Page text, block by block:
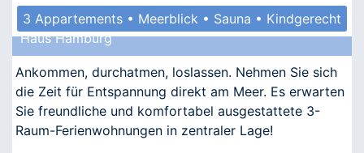
3 Appartements • Meerblick • Sauna • Kindgerecht
Haus Hamburg
Ankommen, durchatmen, loslassen. Nehmen Sie sich
die Zeit für Entspannung direkt am Meer. Es erwarten
Sie freundliche und komfortabel ausgestattete 3-
Raum-Ferienwohnungen in zentraler Lage!